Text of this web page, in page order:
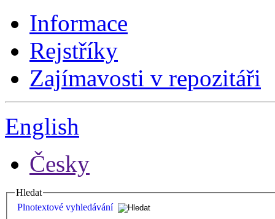
Informace
Rejstříky
Zajímavosti v repozitáři
English
Česky
Hledat
Plnotextové vyhledávání